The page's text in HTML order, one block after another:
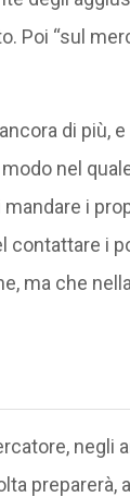
Poi “sul
di più,
nel
i
contattare i
ma che
negli
preparerà,